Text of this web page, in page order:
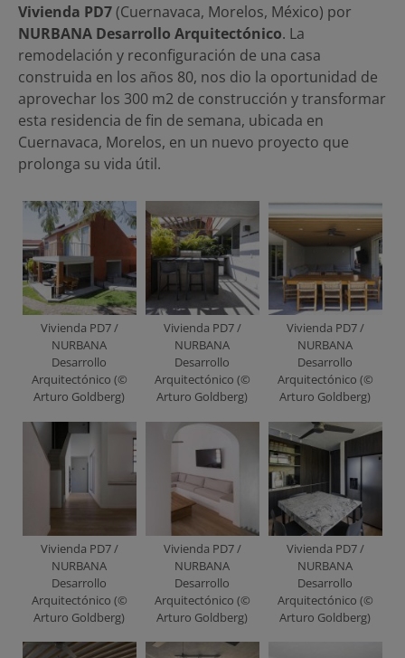
Vivienda PD7(Cuernavaca, Morelos, México) por
NURBANA Desarrollo Arquitectónico. La
remodelación y reconfiguración de una casa
construida en los años 80, nos dio la oportunidad de
aprovechar los 300 m2 de construcción y transformar
esta residencia de fin de semana, ubicada en
Cuernavaca, Morelos, en un nuevo proyecto que
prolonga su vida útil.
Vivienda PD7 /
NURBANA
Desarrollo
Arquitectónico (©
Arturo Goldberg)
Vivienda PD7 /
NURBANA
Desarrollo
Arquitectónico (©
Arturo Goldberg)
Vivienda PD7 /
NURBANA
Desarrollo
Arquitectónico (©
Arturo Goldberg)
Vivienda PD7 /
NURBANA
Desarrollo
Arquitectónico (©
Arturo Goldberg)
Vivienda PD7 /
NURBANA
Desarrollo
Arquitectónico (©
Arturo Goldberg)
Vivienda PD7 /
NURBANA
Desarrollo
Arquitectónico (©
Arturo Goldberg)